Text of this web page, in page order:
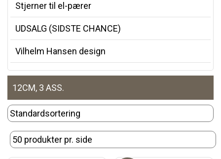
Stjerner til el-pærer
UDSALG (SIDSTE CHANCE)
Vilhelm Hansen design
12CM, 3 ASS.